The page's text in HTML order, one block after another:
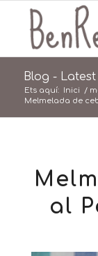
Blog - Latest
Ets aquí: Inici /
Melmelada de
al